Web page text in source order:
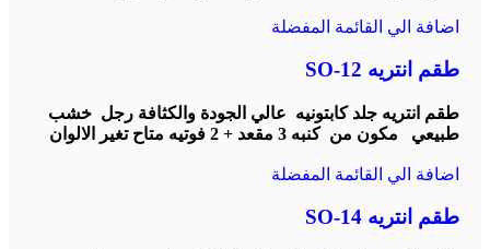
اضافة الي القائمة المفضلة
طقم انتريه SO-12
طقم انتريه جلد كابتونيه عالي الجودة والكثافة رجل خشب
طبيعي مكون من كنبه 3 مقعد + 2 فوتيه
متاح تغير الالوان
اضافة الي القائمة المفضلة
طقم انتريه SO-14